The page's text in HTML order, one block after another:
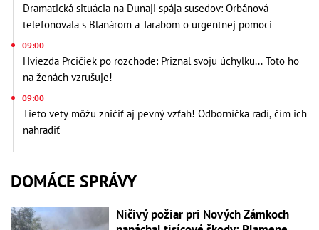
Dramatická situácia na Dunaji spája susedov: Orbánová
telefonovala s Blanárom a Tarabom o urgentnej pomoci
09:00
Hviezda Prcičiek po rozchode: Priznal svoju úchylku... Toto ho
na ženách vzrušuje!
09:00
Tieto vety môžu zničiť aj pevný vzťah! Odborníčka radí, čím ich
nahradiť
DOMÁCE SPRÁVY
Ničivý požiar pri Nových Zámkoch